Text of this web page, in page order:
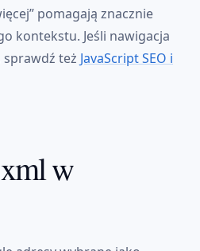
pomagają znacznie
kontekstu. Jeśli nawigacja
też JavaScript SEO i
w